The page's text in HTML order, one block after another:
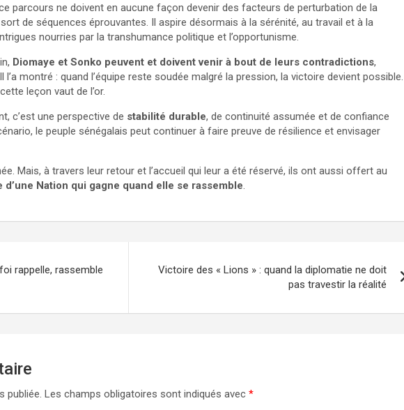
parcours ne doivent en aucune façon devenir des facteurs de perturbation de la
de séquences éprouvantes. Il aspire désormais à la sérénité, au travail et à la
nourries par la transhumance politique et l’opportunisme.
Diomaye et Sonko peuvent et doivent venir à bout de leurs contradictions,
montré : quand l’équipe reste soudée malgré la pression, la victoire devient possible.
leçon vaut de l’or.
c’est une perspective de stabilité durable, de continuité assumée et de confiance
le peuple sénégalais peut continuer à faire preuve de résilience et envisager
Mais, à travers leur retour et l’accueil qui leur a été réservé, ils ont aussi offert au
d’une Nation qui gagne quand elle se rassemble.
rappelle, rassemble
Victoire des « Lions » : quand la diplomatie ne doit
pas travestir la réalité
publiée. Les champs obligatoires sont indiqués avec *